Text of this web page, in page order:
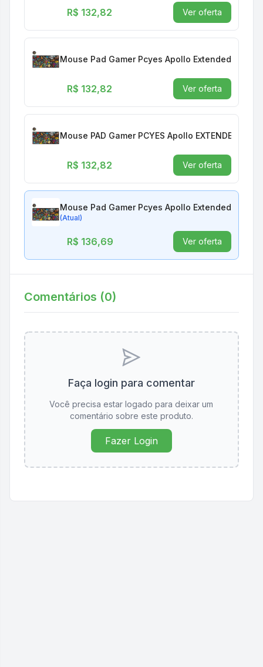
R$ 132,82 Ver oferta
Mouse Pad Gamer Pcyes Apollo Extended 900
R$ 132,82 Ver oferta
Mouse PAD Gamer PCYES Apollo EXTENDED 900
R$ 132,82 Ver oferta
Mouse Pad Gamer Pcyes Apollo Extended 900 X
(Atual)
R$ 136,69 Ver oferta
Comentários (0)
Faça login para comentar
Você precisa estar logado para deixar um
comentário sobre este produto.
Fazer Login